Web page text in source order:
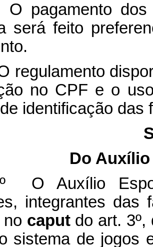
pagamento dos
será feito
regulamento
no CPF e o
identificação
Do
O Auxílio
integrantes das
caputdo art. 3º,
sistema de jogos